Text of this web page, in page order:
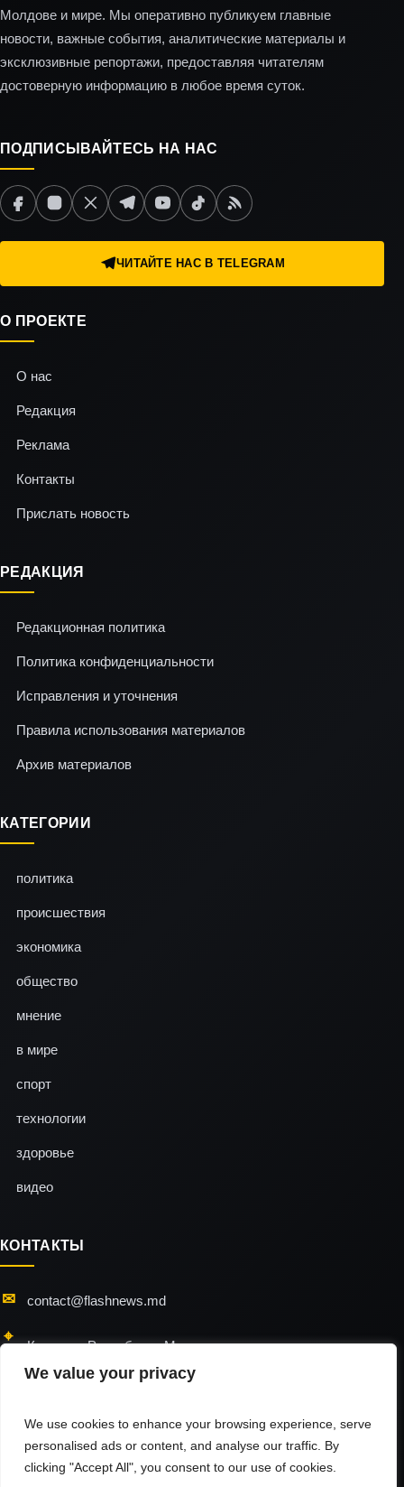
We value your privacy
We use cookies to enhance your browsing experience, serve
personalised ads or content, and analyse our traffic. By
clicking "Accept All", you consent to our use of cookies.
Молдове и мире. Мы оперативно публикуем главные
новости, важные события, аналитические материалы и
эксклюзивные репортажи, предоставляя читателям
достоверную информацию в любое время суток.
ПОДПИСЫВАЙТЕСЬ НА НАС
ЧИТАЙТЕ НАС В TELEGRAM
О ПРОЕКТЕ
О нас
Редакция
Реклама
Контакты
Прислать новость
РЕДАКЦИЯ
Редакционная политика
Политика конфиденциальности
Исправления и уточнения
Правила использования материалов
Архив материалов
КАТЕГОРИИ
политика
происшествия
экономика
общество
мнение
в мире
спорт
технологии
здоровье
видео
КОНТАКТЫ
contact@flashnews.md
Кишинэу, Республика Молдова
flashnews © 2026 / All Rights Reserved